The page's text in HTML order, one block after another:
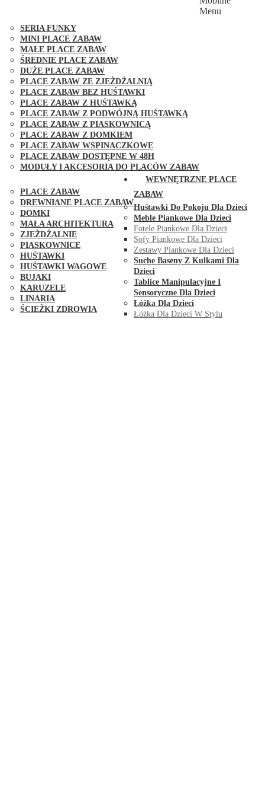
SERIA FUNKY
MINI PLACE ZABAW
MAŁE PLACE ZABAW
ŚREDNIE PLACE ZABAW
DUŻE PLACE ZABAW
PLACE ZABAW ZE ZJEŻDŻALNIĄ
PLACE ZABAW BEZ HUŚTAWKI
PLACE ZABAW Z HUŚTAWKĄ
PLACE ZABAW Z PODWÓJNĄ HUŚTAWKĄ
PLACE ZABAW Z PIASKOWNICĄ
PLACE ZABAW Z DOMKIEM
PLACE ZABAW WSPINACZKOWE
PLACE ZABAW DOSTĘPNE W 48H
MODUŁY I AKCESORIA DO PLACÓW ZABAW
PLACE ZABAW
DREWNIANE PLACE ZABAW
DOMKI
MAŁA ARCHITEKTURA
ZJEŻDŻALNIE
PIASKOWNICE
HUŚTAWKI
HUŚTAWKI WAGOWE
BUJAKI
KARUZELE
LINARIA
ŚCIEŻKI ZDROWIA
Menu
WEWNĘTRZNE PLACE
ZABAW
Huśtawki Do Pokoju Dla Dzieci
Meble Piankowe Dla Dzieci
Fotele Piankowe Dla Dzieci
Sofy Piankowe Dla Dzieci
Zestawy Piankowe Dla Dzieci
Suche Baseny Z Kulkami Dla
Dzieci
Tablice Manipulacyjne I
Sensoryczne Dla Dzieci
Łóżka Dla Dzieci
Łóżka Dla Dzieci W Stylu